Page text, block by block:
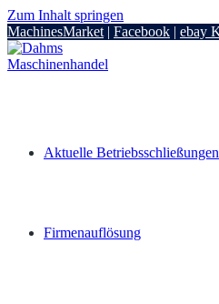
Zum Inhalt springen
MachinesMarket | Facebook | ebay
Aktuelle Betriebsschließungen
Firmenauflösung